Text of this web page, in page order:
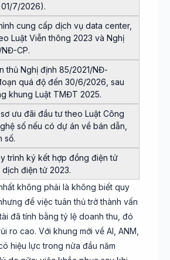
7/2026).
cung cấp dịch vụ data center,
Luật Viễn thông 2023 và Nghị
CP.
thủ Nghị định 85/2021/NĐ-
quá độ đến 30/6/2026, sau
khung Luật TMĐT 2025.
ưu đãi đầu tư theo Luật Công
số nếu có dự án về bán dẫn,
số.
trình ký kết hợp đồng điện tử
điện tử 2023.
không phải là không biết quy
để việc tuân thủ trở thành vấn
đã tính bằng tỷ lệ doanh thu, đó
ro cao. Với khung mới về AI, ANM,
hiệu lực trong nửa đầu năm